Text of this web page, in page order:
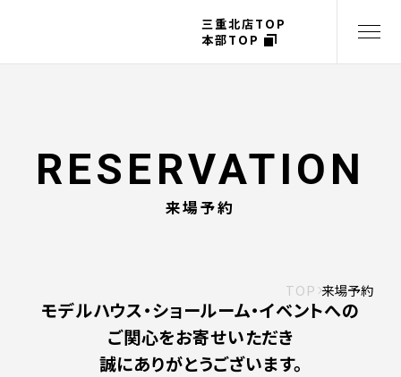
三重北店TOP
本部TOP
来場予約
TOP 来場予約
モデルハウス・ショールーム・イベントへの
ご関心をお寄せいただき
誠にありがとうございます。